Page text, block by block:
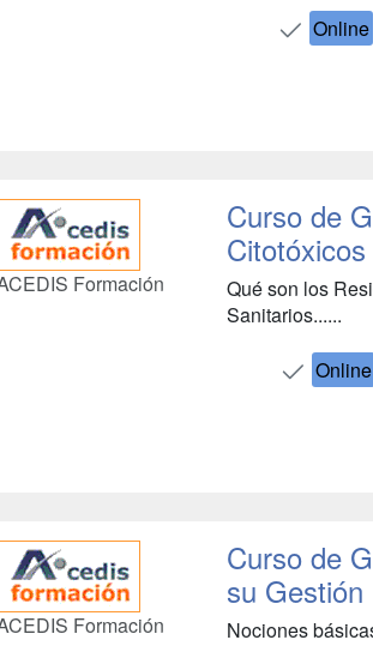
Online
Formación
Curso de
Citotóxicos
Qué son los
Sanitarios......
Online
Formación
Curso de
su Gestión
Nociones